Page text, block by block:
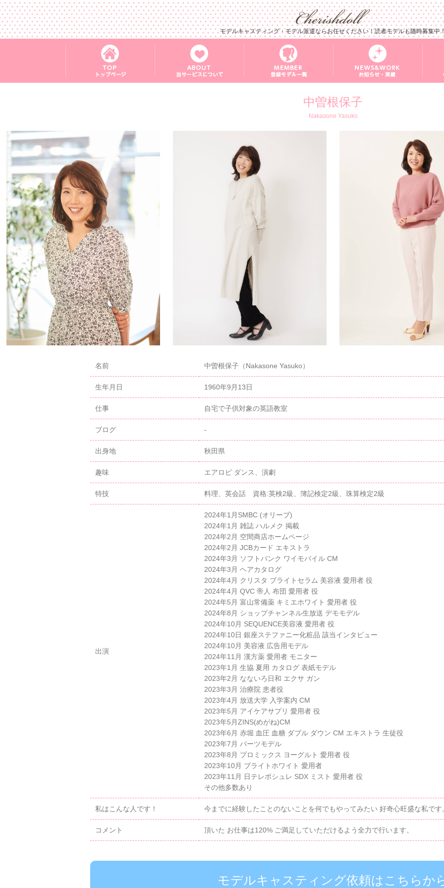
モデルキャスティング・モデル派遣ならお任せください！読者モデルも随時募集中
中曽根保子
Nakasone Yasuko
名前 中曽根保子（Nakasone Yasuko）
生年月日 1960年9月13日
仕事 自宅で子供対象の英語教室
ブログ -
出身地 秋田県
趣味 エアロビ ダンス、演劇
特技 料理、英会話 資格:英検2級、簿記検定2級、珠算検定2級
出演
2024年1月SMBC (オリーブ)
2024年1月 雑誌 ハルメク 掲載
2024年2月 空間商店ホームページ
2024年2月 JCBカード エキストラ
2024年3月 ソフトバンク ワイモバイル CM
2024年3月 ヘアカタログ
2024年4月 クリスタ ブライトセラム 美容液 愛用者 役
2024年4月 QVC 帝人 布団 愛用者 役
2024年5月 富山常備薬 キミエホワイト 愛用者 役
2024年8月 ショップチャンネル生放送 デモモデル
2024年10月 SEQUENCE美容液 愛用者 役
2024年10日 銀座ステファニー化粧品 該当インタビュー
2024年10月 美容液 広告用モデル
2024年11月 漢方薬 愛用者 モニター
2023年1月 生協 夏用 カタログ 表紙モデル
2023年2月 なないろ日和 エクサ ガン
2023年3月 治療院 患者役
2023年4月 放送大学 入学案内 CM
2023年5月 アイケアサプリ 愛用者 役
2023年5月ZINS(めがね)CM
2023年6月 赤堀 血圧 血糖 ダブル ダウン CM エキストラ 生徒役
2023年7月 パーツモデル
2023年8月 プロミックス ヨーグルト 愛用者 役
2023年10月 ブライトホワイト 愛用者
2023年11月 日テレポシュレ SDX ミスト 愛用者 役
その他多数あり
私はこんな人です！ 今までに経験したことのないことを何でもやってみたい 好奇心旺盛な私です
コメント 頂いた お仕事は120% ご満足していただけるよう全力で行います。
モデルキャスティング依頼はこちらか